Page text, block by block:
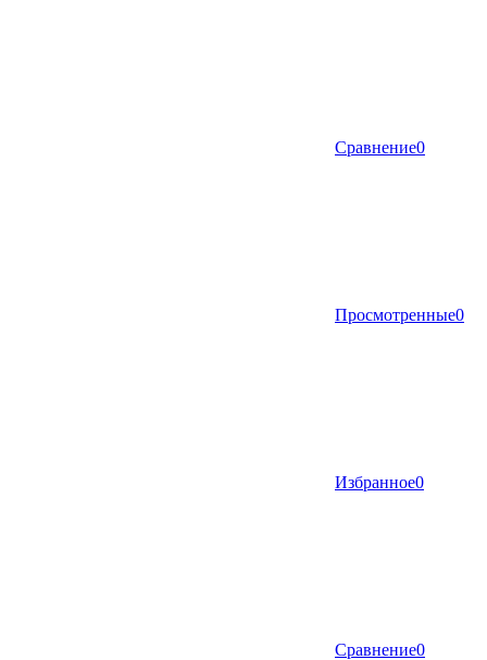
Сравнение0
Просмотренные0
Избранное0
Сравнение0